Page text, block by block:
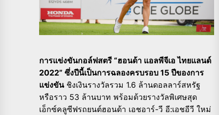
การแข่งขันกอล์ฟสตรี “ฮอนด้า แอลพีจีเอ ไทยแลนด์
2022” ซึ่งปีนี้เป็นการฉลองครบรอบ 15 ปีของการ
แข่งขันชิงเงินรางวัลรวม 1.6 ล้านดอลลาร์สหรัฐ
หรือราว 53 ล้านบาท พร้อมด้วยรางวัลพิเศษสุด
เอ็กซ์คลูซีฟรถยนต์ฮอนด้า เอชอาร์-วี อี:เอชอีวี ใหม่